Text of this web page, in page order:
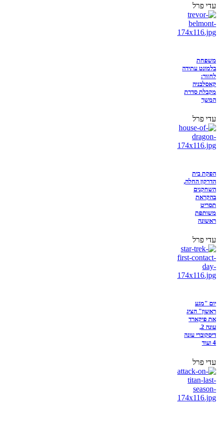
עדי פרל
משפחת
בלמונט עתידה
לחזור:
קאסלבניה
מקבלת סדרת
המשך
עדי פרל
הפקת בית
הדרקון החלה,
השחקנים
בהקראת
תסריט
משותפת
ראשונה
עדי פרל
יום "מגע
ראשון" הציג
את פיקארד
עונה 2,
דיסקוברי עונה
4 ועוד
עדי פרל